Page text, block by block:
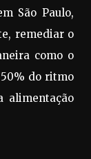
São Paulo,
remediar o
como o
do ritmo
alimentação